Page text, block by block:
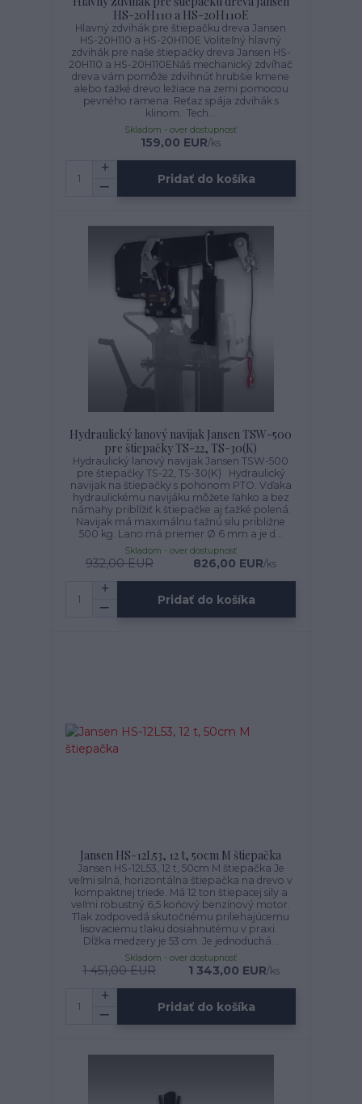
HS-20H110 a HS-20H110E
Hlavný zdvihák pre štiepačku dreva Jansen
HS-20H110 a HS-20H110E Voliteľný hlavný
zdvihák pre naše štiepačky dreva Jansen HS-
20H110 a HS-20H110ENáš mechanický zdvíhač
dreva vám pomôže zdvihnúť hrubšie kmene
alebo ťažké drevo ležiace na zemi pomocou
pevného ramena. Reťaz spája zdvihák s
klinom. Tech...
159,00 EUR/ks
Skladom - over dostupnosť
Pridať do košíka
Hydraulický lanový navijak Jansen TSW-500
pre štiepačky TS-22, TS-30(K)
Hydraulický lanový navijak Jansen TSW-500
pre štiepačky TS-22, TS-30(K) Hydraulický
navijak na štiepačky s pohonom PTO. Vďaka
hydraulickému navijáku môžete ľahko a bez
námahy priblížiť k štiepačke aj ťažké polená.
Navijak má maximálnu ťažnú silu približne
500 kg. Lano má priemer Ø 6 mm a je d...
932,00 EUR 826,00 EUR/ks
Skladom - over dostupnosť
Pridať do košíka
Jansen HS-12L53, 12 t, 50cm M štiepačka
Jansen HS-12L53, 12 t, 50cm M štiepačka Je
veľmi silná, horizontálna štiepačka na drevo v
kompaktnej triede. Má 12 ton štiepacej sily a
veľmi robustný 6,5 koňový benzínový motor.
Tlak zodpovedá skutočnému priliehajúcemu
lisovaciemu tlaku dosiahnutému v praxi.
Dĺžka medzery je 53 cm. Je jednoduchá...
1 451,00 EUR 1 343,00 EUR/ks
Skladom - over dostupnosť
Pridať do košíka